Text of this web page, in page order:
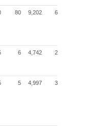
80 9,202 6
6 4,742 2
5 4,997 3